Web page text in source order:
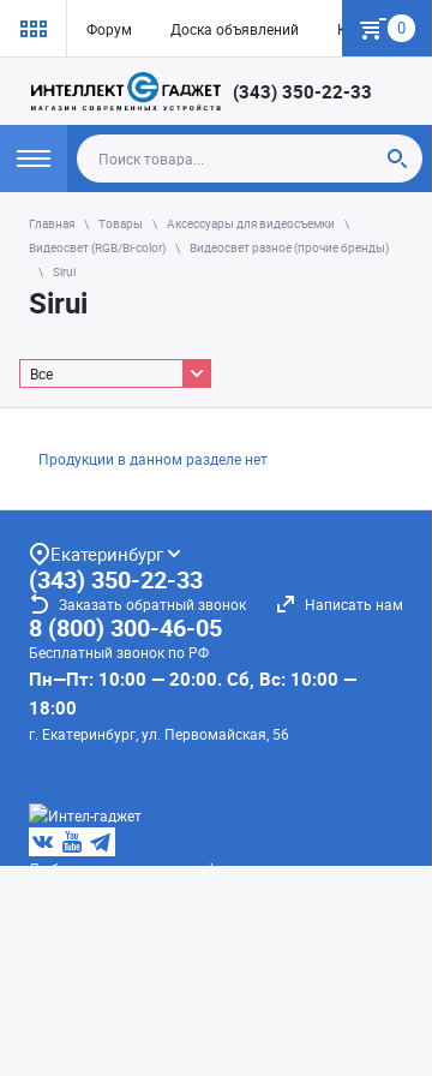
Форум Доска объявлений Как купить
0
(343) 350-22-33
Главная Товары
Аксессуары для видеосъемки
Видеосвет (RGB/Bi-color)
Видеосвет разное (прочие бренды)
Sirui
Sirui
Все
Продукции в данном разделе нет
Екатеринбург
(343) 350-22-33
Заказать обратный звонок Написать нам
8 (800) 300-46-05
Бесплатный звонок по РФ
Пн—Пт: 10:00 — 20:00. Сб, Вс: 10:00 —
18:00
г. Екатеринбург, ул. Первомайская, 56
Любое несоответствие информации о продукте на